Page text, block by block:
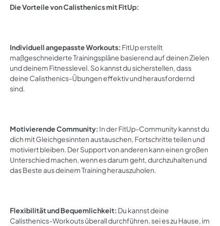
Die Vorteile von Calisthenics mit FitUp:
Individuell angepasste Workouts: FitUp erstellt
maßgeschneiderte Trainingspläne basierend auf deinen Zielen
und deinem Fitnesslevel. So kannst du sicherstellen, dass
deine Calisthenics-Übungen effektiv und herausfordernd
sind.
Motivierende Community: In der FitUp-Community kannst du
dich mit Gleichgesinnten austauschen, Fortschritte teilen und
motiviert bleiben. Der Support von anderen kann einen großen
Unterschied machen, wenn es darum geht, durchzuhalten und
das Beste aus deinem Training herauszuholen.
Flexibilität und Bequemlichkeit: Du kannst deine
Calisthenics-Workouts überall durchführen, sei es zu Hause, im